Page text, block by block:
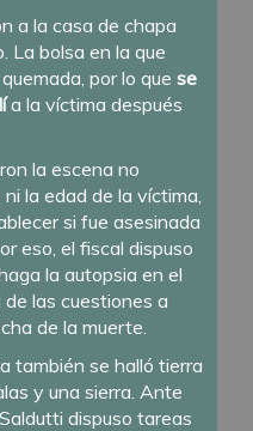
a la casa de chapa
La bolsa en la que
por lo que se
a la víctima después
la escena no
la edad de la víctima,
si fue asesinada
eso, el fiscal dispuso
la autopsia en el
las cuestiones a
de la muerte.
también se halló tierra
y una sierra. Ante
dispuso tareas